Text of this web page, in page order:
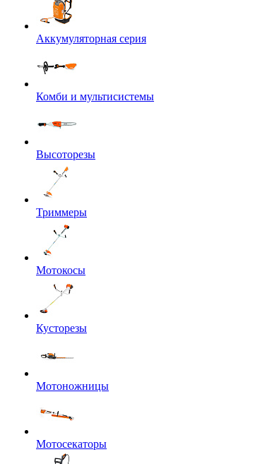
Аккумуляторная серия
Комби и мультисистемы
Высоторезы
Триммеры
Мотокосы
Кусторезы
Мотоножницы
Мотосекаторы